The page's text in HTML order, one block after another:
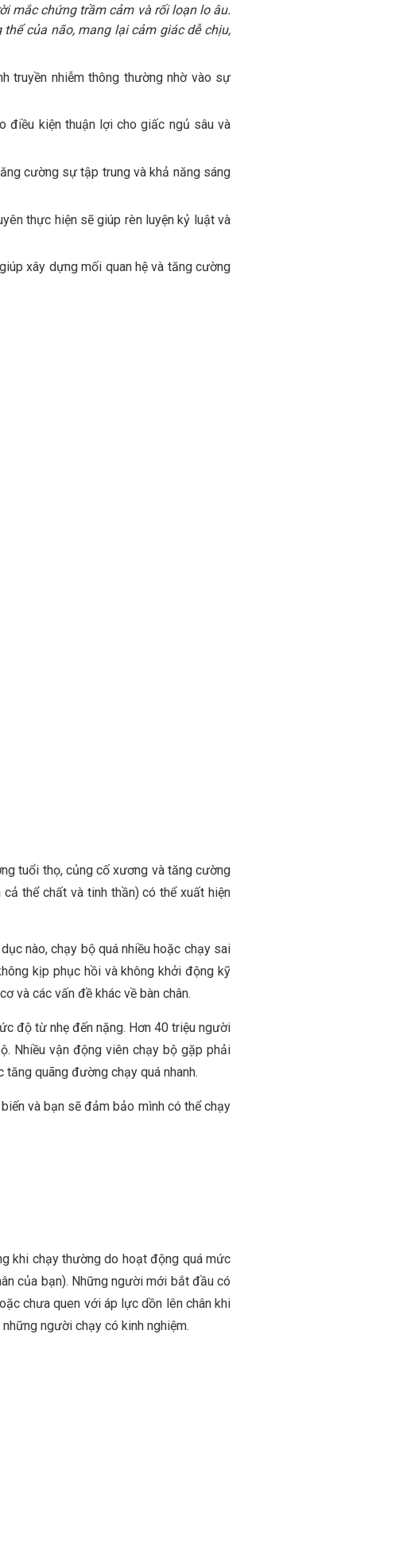
mắc chứng trầm cảm và rối loạn lo âu.
của não, mang lại cảm giác dễ chịu,
truyền nhiễm thông thường nhờ vào sự
điều kiện thuận lợi cho giấc ngủ sâu và
cường sự tập trung và khả năng sáng
thực hiện sẽ giúp rèn luyện kỷ luật và
xây dựng mối quan hệ và tăng cường
tuổi thọ, củng cố xương và tăng cường
thể chất và tinh thần) có thể xuất hiện
nào, chạy bộ quá nhiều hoặc chạy sai
kịp phục hồi và không khởi động kỹ
và các vấn đề khác về bàn chân.
độ từ nhẹ đến nặng. Hơn 40 triệu người
Nhiều vận động viên chạy bộ gặp phải
quãng đường chạy quá nhanh.
và bạn sẽ đảm bảo mình có thể chạy
khi chạy thường do hoạt động quá mức
của bạn). Những người mới bắt đầu có
chưa quen với áp lực dồn lên chân khi
người chạy có kinh nghiệm.